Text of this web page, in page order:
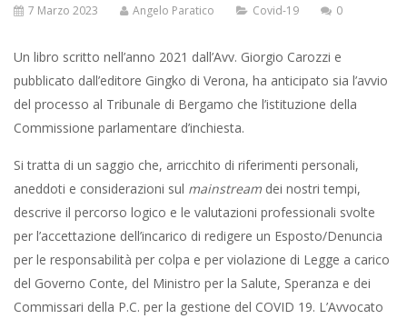
7 Marzo 2023 Angelo Paratico Covid-19 0
Un libro scritto nell’anno 2021 dall’Avv. Giorgio Carozzi e
pubblicato dall’editore Gingko di Verona, ha anticipato sia l’avvio
del processo al Tribunale di Bergamo che l’istituzione della
Commissione parlamentare d’inchiesta.
Si tratta di un saggio che, arricchito di riferimenti personali,
aneddoti e considerazioni sul mainstream dei nostri tempi,
descrive il percorso logico e le valutazioni professionali svolte
per l’accettazione dell’incarico di redigere un Esposto/Denuncia
per le responsabilità per colpa e per violazione di Legge a carico
del Governo Conte, del Ministro per la Salute, Speranza e dei
Commissari della P.C. per la gestione del COVID 19. L’Avvocato